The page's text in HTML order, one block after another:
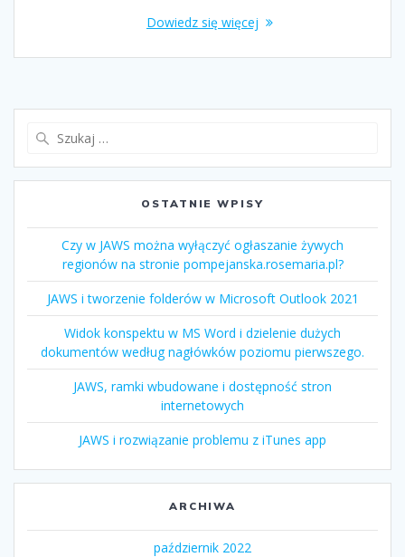
Dowiedz się więcej
OSTATNIE WPISY
Czy w JAWS można wyłączyć ogłaszanie żywych
regionów na stronie pompejanska.rosemaria.pl?
JAWS i tworzenie folderów w Microsoft Outlook 2021
Widok konspektu w MS Word i dzielenie dużych
dokumentów według nagłówków poziomu pierwszego.
JAWS, ramki wbudowane i dostępność stron
internetowych
JAWS i rozwiązanie problemu z iTunes app
ARCHIWA
październik 2022